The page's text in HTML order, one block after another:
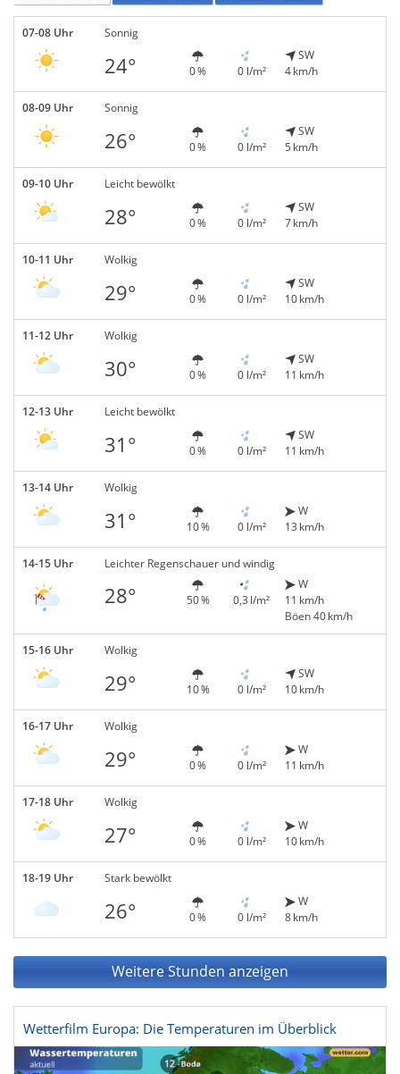
07-08 Uhr Sonnig
24° 0 % 0 l/m²
SW
4 km/h
08-09 Uhr Sonnig
26° 0 % 0 l/m²
SW
5 km/h
09-10 Uhr Leicht bewölkt
28° 0 % 0 l/m²
SW
7 km/h
10-11 Uhr Wolkig
29° 0 % 0 l/m²
SW
10 km/h
11-12 Uhr Wolkig
30° 0 % 0 l/m²
SW
11 km/h
12-13 Uhr Leicht bewölkt
31° 0 % 0 l/m²
SW
11 km/h
13-14 Uhr Wolkig
31° 10 % 0 l/m²
W
13 km/h
14-15 Uhr Leichter Regenschauer und windig
28° 50 % 0,3 l/m²
W
11 km/h
Böen 40 km/h
15-16 Uhr Wolkig
29° 10 % 0 l/m²
SW
10 km/h
16-17 Uhr Wolkig
29° 0 % 0 l/m²
W
11 km/h
17-18 Uhr Wolkig
27° 0 % 0 l/m²
W
10 km/h
18-19 Uhr Stark bewölkt
26° 0 % 0 l/m²
W
8 km/h
Weitere Stunden anzeigen
Wetterfilm Europa: Die Temperaturen im Überblick